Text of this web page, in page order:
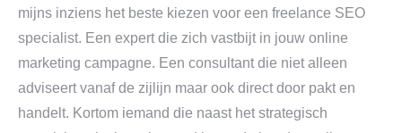
mijns inziens het beste kiezen voor een freelance SEO
specialist. Een expert die zich vastbijt in jouw online
marketing campagne. Een consultant die niet alleen
adviseert vanaf de zijlijn maar ook direct door pakt en
handelt. Kortom iemand die naast het strategisch